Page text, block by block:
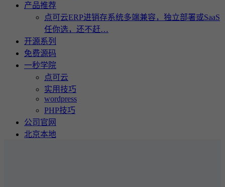
产品推荐
点可云ERP进销存系统多端兼容，独立部署或SaaS
任你选，还不赶…
开源系列
免费源码
一秒学院
点可云
实用技巧
wordpress
PHP技巧
公司官网
北京本地